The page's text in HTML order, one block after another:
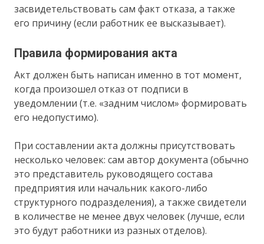
засвидетельствовать сам факт отказа, а также
его причину (если работник ее высказывает).
Правила формирования акта
Акт должен быть написан именно в тот момент,
когда произошел отказ от подписи в
уведомлении (т.е. «задним числом» формировать
его недопустимо).
При составлении акта должны присутствовать
несколько человек: сам автор документа (обычно
это представитель руководящего состава
предприятия или начальник какого-либо
структурного подразделения), а также свидетели
в количестве не менее двух человек (лучше, если
это будут работники из разных отделов).